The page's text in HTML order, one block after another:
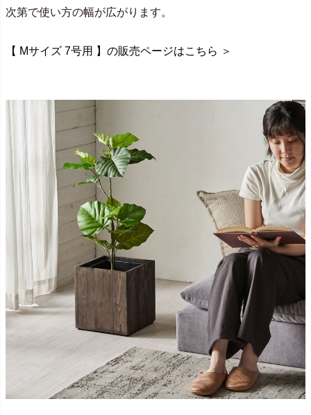
次第で使い方の幅が広がります。
【 Mサイズ 7号用 】の販売ページはこちら ＞